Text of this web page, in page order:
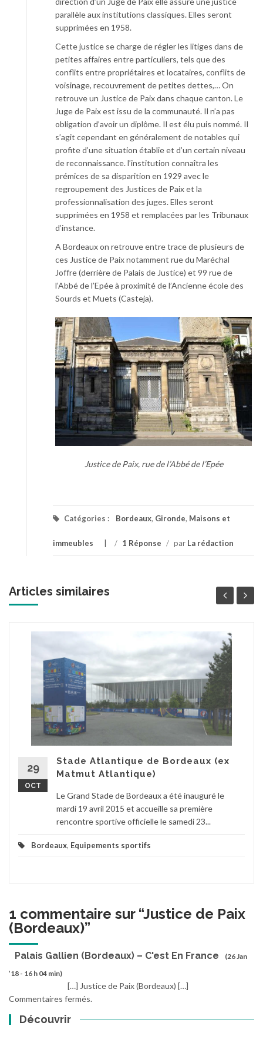
parallèle aux institutions classiques. Elles seront
supprimées en 1958.
Cette justice se charge de régler les litiges dans de
petites affaires entre particuliers, tels que des
conflits entre propriétaires et locataires, conflits de
voisinage, recouvrement de petites dettes,… On
retrouve un Justice de Paix dans chaque canton. Le
Juge de Paix est issu de la communauté. Il n’a pas
obligation d’avoir un diplôme. Il est élu puis nommé. Il
s’agit cependant en généralement de notables qui
profite d’une situation établie et d’un certain niveau
de reconnaissance. l’institution connaîtra les
prémices de sa disparition en 1929 avec le
regroupement des Justices de Paix et la
professionnalisation des juges. Elles seront
supprimées en 1958 et remplacées par les Tribunaux
d’instance.
A Bordeaux on retrouve entre trace de plusieurs de
ces Justice de Paix notamment rue du Maréchal
Joffre (derrière de Palais de Justice) et 99 rue de
l’Abbé de l’Epée à proximité de l’Ancienne école des
Sourds et Muets (Casteja).
Justice de Paix, rue de l’Abbé de l’Epée
Catégories : Bordeaux, Gironde, Maisons et
immeubles / 1 Réponse / par La rédaction
Articles similaires
29
OCT
Stade Atlantique de Bordeaux (ex
Matmut Atlantique)
Le Grand Stade de Bordeaux a été inauguré le
mardi 19 avril 2015 et accueille sa première
rencontre sportive officielle le samedi 23...
Bordeaux, Equipements sportifs
1 commentaire sur “Justice de Paix
(Bordeaux)”
Palais Gallien (Bordeaux) – C'est En France
(26 Jan
’18 - 16 h 04 min)
[…] Justice de Paix (Bordeaux) […]
Commentaires fermés.
Découvrir